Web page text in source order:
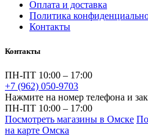
Оплата и доставка
Политика
Контакты
Контакты
ПН-ПТ 10:00 – 17:00
+7 (962) 050-9703
Нажмите на номер телефона и
ПН-ПТ 10:00 – 17:00
Посмотреть магазины в Омске
на карте Омска